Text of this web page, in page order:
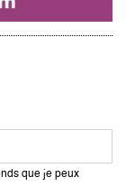
que je peux